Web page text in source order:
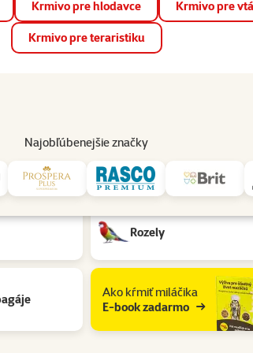
novú aplikáciu Super zoo.Viac informácií
Krmivo pre hlodavce Krmivo pre
Krmivo pre teraristiku
Najobľúbenejšie značky
Predajne Služby
Rozely
Ako kŕmiť miláčika
E-book zadarmo